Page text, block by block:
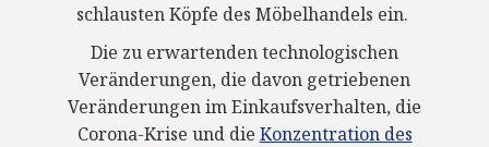
schlausten Köpfe des Möbelhandels ein.
Die zu erwartenden technologischen
Veränderungen, die davon getriebenen
Veränderungen im Einkaufsverhalten, die
Corona-Krise und die Konzentration des